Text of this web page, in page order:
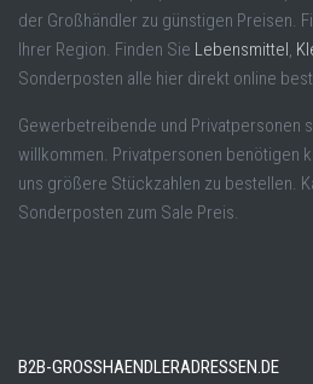
der Großhändler zu günstigen Preisen.
Ihrer Region. Finden Sie Lebensmittel ,
Sonderposten alle hier direkt online
Gewerbetreibende und Privatpersonen
willkommen. Privatpersonen benötigen
uns größere Stückzahlen zu bestellen.
Sonderposten zum Sale Preis.
B2B-GROSSHAENDLERADRESSEN.DE